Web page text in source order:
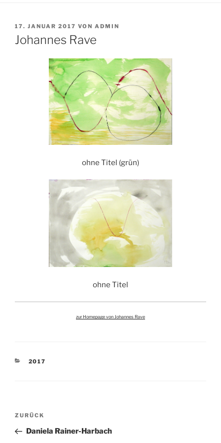
VERÖFFENTLICHT
AM
17. JANUAR 2017 VON ADMIN
Johannes Rave
ohne Titel (grün)
ohne Titel
zur Homepage von Johannes Rave
KATEGORIEN
2017
Beitragsnavigation
Vorheriger
Beitrag
ZURÜCK
Daniela Rainer-Harbach